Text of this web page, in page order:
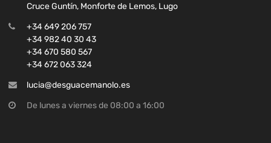
Cruce Guntín, Monforte de Lemos, Lugo
+34 649 206 757
+34 982 40 30 43
+34 670 580 567
+34 672 063 324
lucia@desguacemanolo.es
De lunes a viernes de 08:00 a 16:00